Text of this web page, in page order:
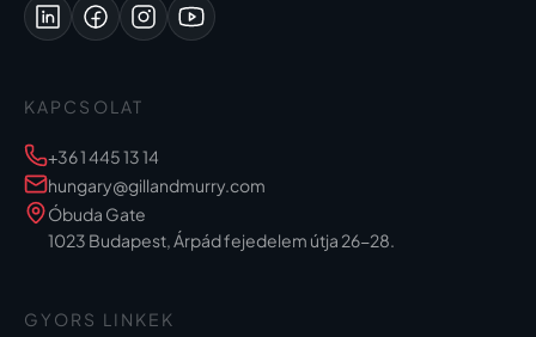
KAPCSOLAT
+36 1 445 13 14
hungary@gillandmurry.com
Óbuda Gate
1023 Budapest, Árpád fejedelem útja 26-28.
GYORS LINKEK